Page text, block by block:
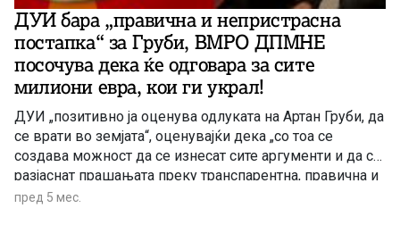
ДУИ бара „правична и непристрасна
постапка“ за Груби, ВМРО ДПМНЕ
посочува дека ќе одговара за сите
милиони евра, кои ги украл!
ДУИ „позитивно ја оценува одлуката на Артан Груби, да
се врати во земјата“, оценувајќи дека „со тоа се
создава можност да се изнесат сите аргументи и да се
разјаснат прашањата преку транспарентна, правична и
непристрасна постапка“. ВМРО ДПМНЕ денес
пред 5 мес.